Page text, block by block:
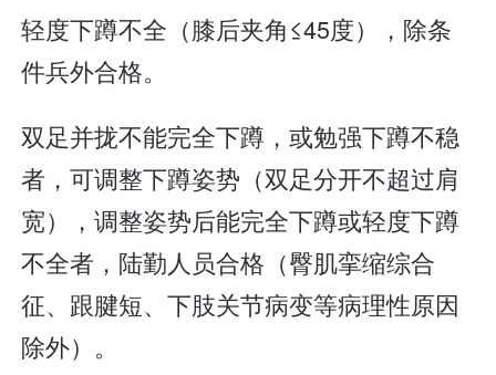
轻度下蹲不全（膝后夹角≤45度），除条
件兵外合格。
双足并拢不能完全下蹲，或勉强下蹲不稳
者，可调整下蹲姿势（双足分开不超过肩
宽），调整姿势后能完全下蹲或轻度下蹲
不全者，陆勤人员合格（臀肌挛缩综合
征、跟腱短、下肢关节病变等病理性原因
除外）。